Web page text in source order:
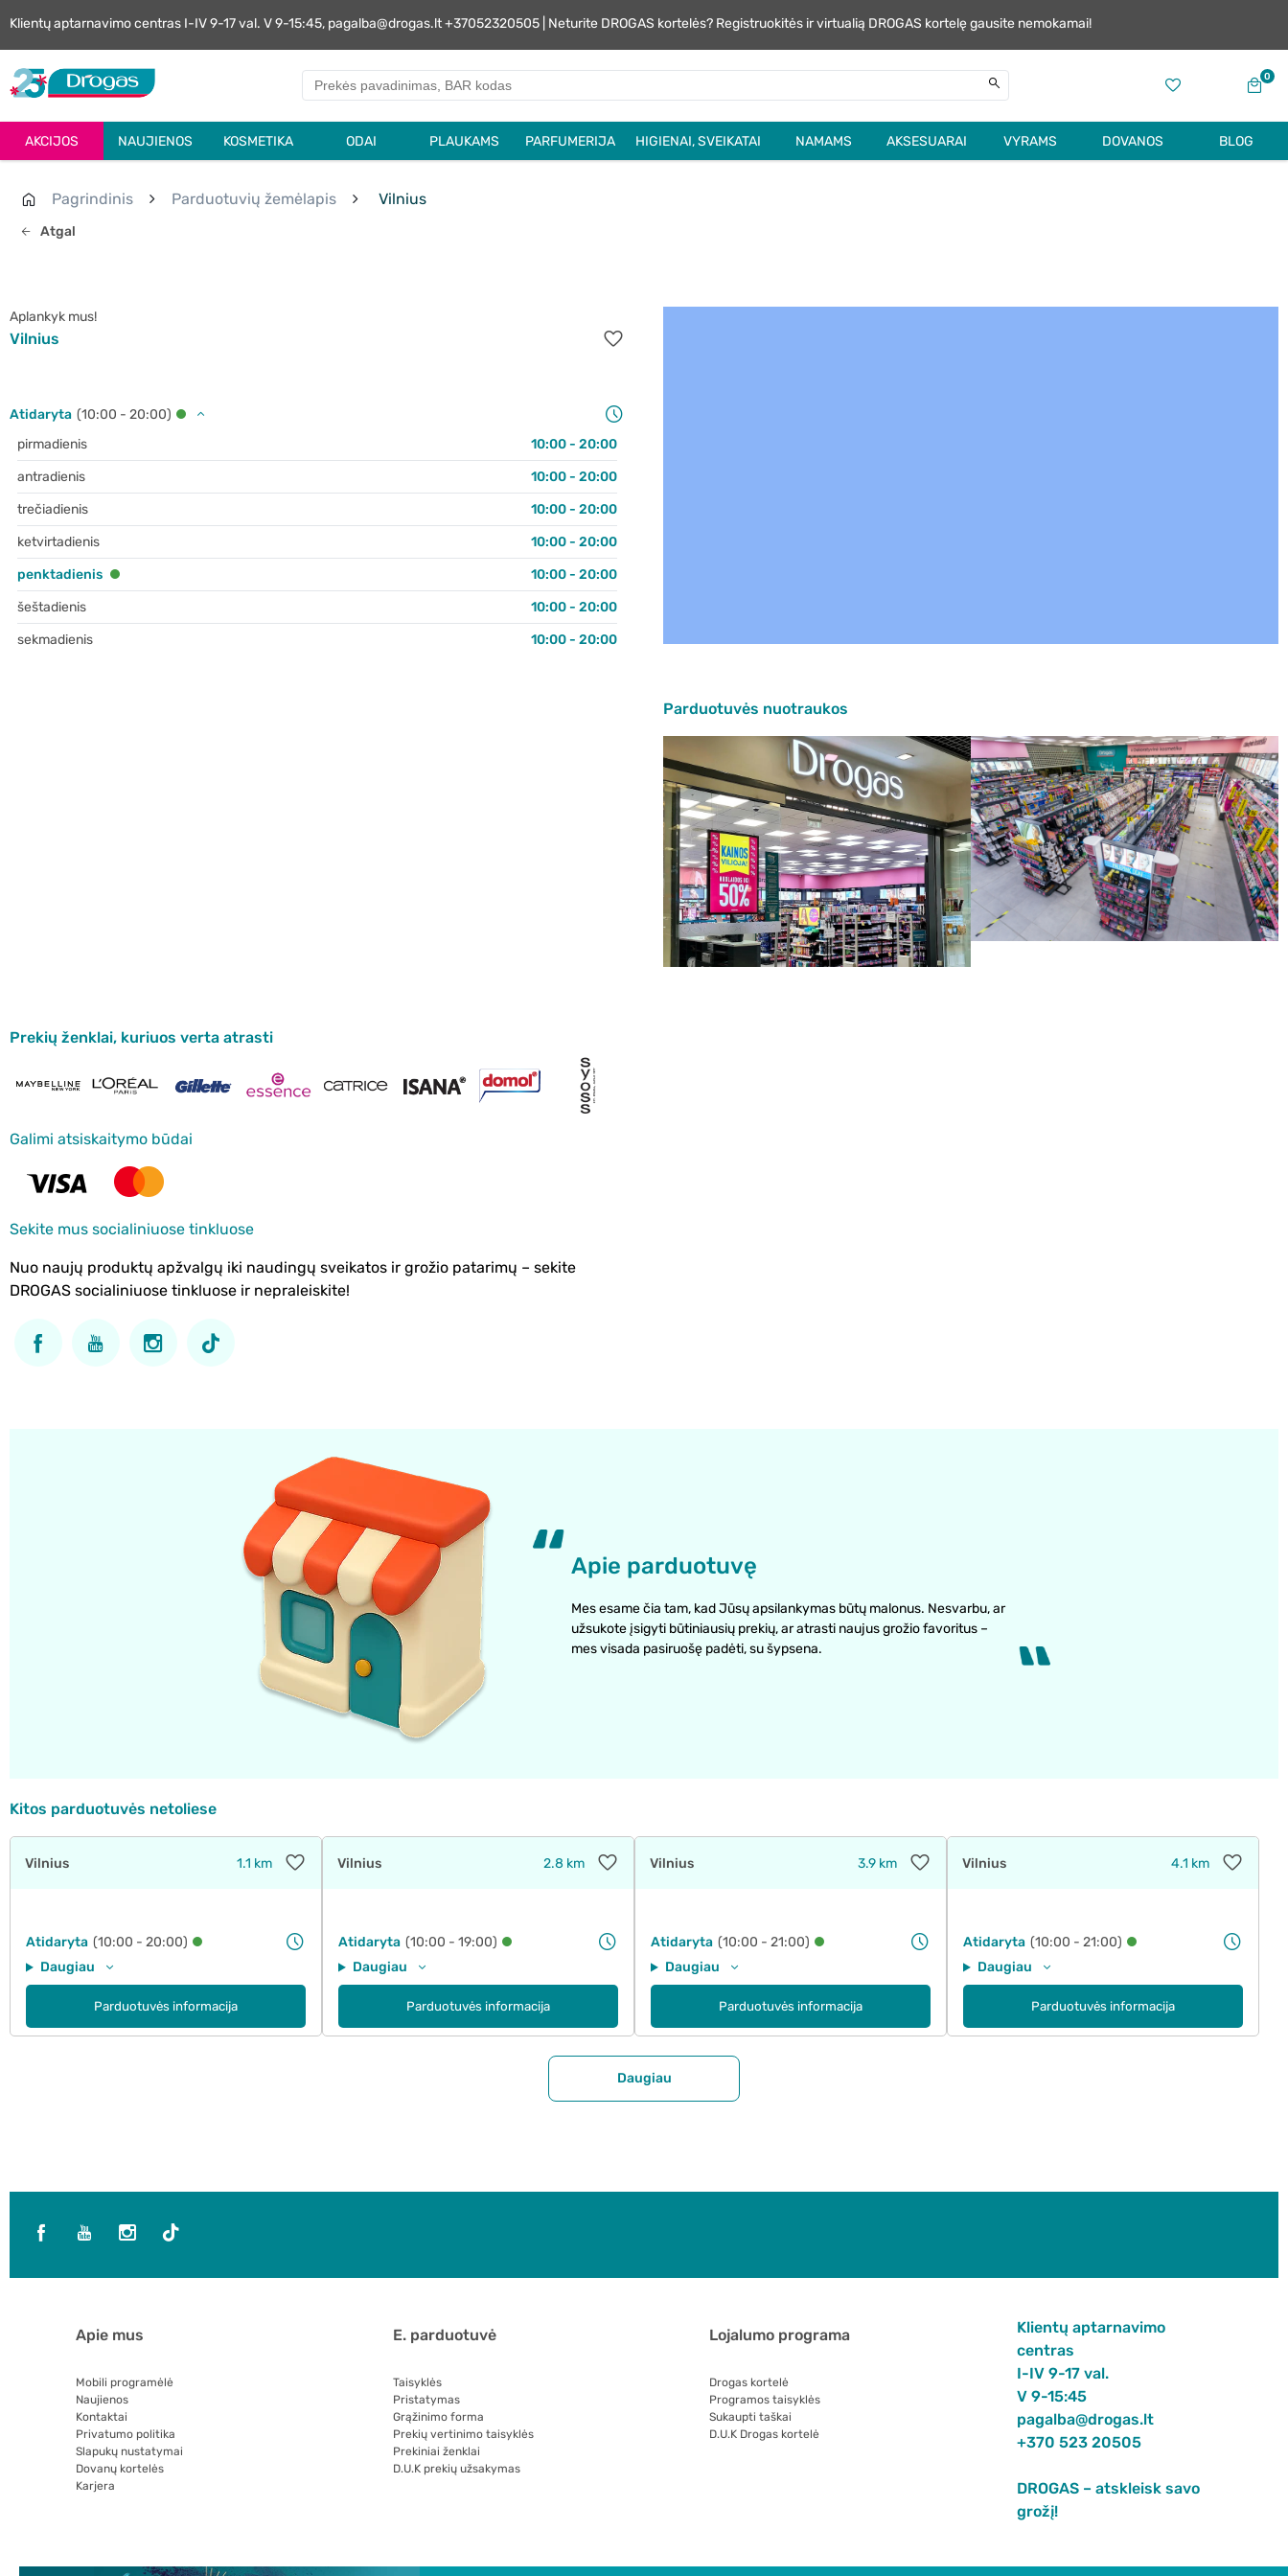
Klientų aptarnavimo centras I-IV 9-17 val. V 9-15:45, pagalba@drogas.lt +37052320505 | Neturite DROGAS kortelės? Registruokitės ir virtualią DROGAS kortelę gausite nemokamai!
0
AKCIJOS NAUJIENOS KOSMETIKA ODAI PLAUKAMS PARFUMERIJA HIGIENAI, SVEIKATAI NAMAMS AKSESUARAI VYRAMS DOVANOS BLOG
Atgal
Pagrindinis Parduotuvių žemėlapis Vilnius
Aplankyk mus!
Vilnius
Atidaryta (10:00 - 20:00)
pirmadienis
10:00 - 20:00
antradienis
10:00 - 20:00
trečiadienis
10:00 - 20:00
ketvirtadienis
10:00 - 20:00
penktadienis
10:00 - 20:00
šeštadienis
10:00 - 20:00
sekmadienis
10:00 - 20:00
Parduotuvės nuotraukos
Prekių ženklai, kuriuos verta atrasti
Galimi atsiskaitymo būdai
Sekite mus socialiniuose tinkluose
Nuo naujų produktų apžvalgų iki naudingų sveikatos ir grožio patarimų – sekite
DROGAS socialiniuose tinkluose ir nepraleiskite!
Apie parduotuvę
Mes esame čia tam, kad Jūsų apsilankymas būtų malonus. Nesvarbu, ar
užsukote įsigyti būtiniausių prekių, ar atrasti naujus grožio favoritus –
mes visada pasiruošę padėti, su šypsena.
Kitos parduotuvės netoliese
Vilnius 1.1 km
Atidaryta (10:00 - 20:00)
Daugiau
Parduotuvės informacija
Vilnius 2.8 km
Atidaryta (10:00 - 19:00)
Daugiau
Parduotuvės informacija
Vilnius 3.9 km
Atidaryta (10:00 - 21:00)
Daugiau
Parduotuvės informacija
Vilnius 4.1 km
Atidaryta (10:00 - 21:00)
Daugiau
Parduotuvės informacija
Daugiau
Apie mus
Mobili programėlė
Naujienos
Kontaktai
Privatumo politika
Slapukų nustatymai
Dovanų kortelės
Karjera
E. parduotuvė
Taisyklės
Pristatymas
Grąžinimo forma
Prekių vertinimo taisyklės
Prekiniai ženklai
D.U.K prekių užsakymas
Lojalumo programa
Drogas kortelė
Programos taisyklės
Sukaupti taškai
D.U.K Drogas kortelė
Klientų aptarnavimo
centras
I-IV 9-17 val.
V 9-15:45
pagalba@drogas.lt
+370 523 20505
DROGAS – atskleisk savo
grožį!